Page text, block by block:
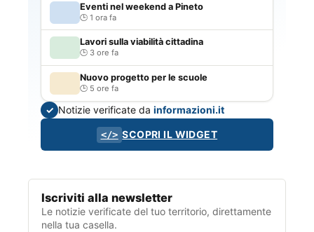
Eventi nel weekend a Pineto
1 ora fa
Lavori sulla viabilità cittadina
3 ore fa
Nuovo progetto per le scuole
5 ore fa
✓ Notizie verificate dainformazioni.it
</> SCOPRI IL WIDGET
Iscriviti alla newsletter
Le notizie verificate del tuo territorio, direttamente
nella tua casella.